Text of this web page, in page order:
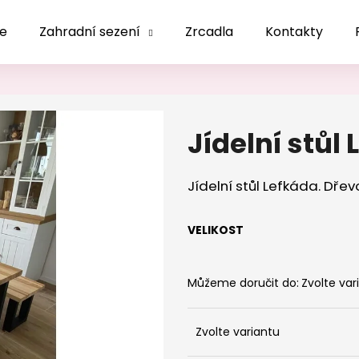
Zahradní sezení Zrcadla Kontakty
Jídelní stůl
Jídelní stůl Lefkáda.
VELIKOST
Můžeme doručit do: Zvolte
Zvolte variantu
HLEDAT
Doporučujeme